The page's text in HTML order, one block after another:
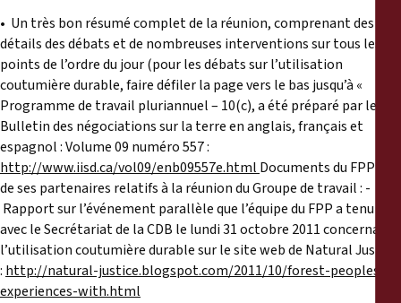
• Un très bon résumé complet de la réunion, comprenant des
détails des débats et de nombreuses interventions sur tous les
points de l’ordre du jour (pour les débats sur l’utilisation
coutumière durable, faire défiler la page vers le bas jusqu’à «
Programme de travail pluriannuel – 10(c), a été préparé par le
Bulletin des négociations sur la terre en anglais, français et
espagnol : Volume 09 numéro 557 :
http://www.iisd.ca/vol09/enb09557e.html Documents du FPP et
de ses partenaires relatifs à la réunion du Groupe de travail : -
Rapport sur l’événement parallèle que l’équipe du FPP a tenu
avec le Secrétariat de la CDB le lundi 31 octobre 2011 concernant
l’utilisation coutumière durable sur le site web de Natural Justice
: http://natural-justice.blogspot.com/2011/10/forest-peoples-
experiences-with.html